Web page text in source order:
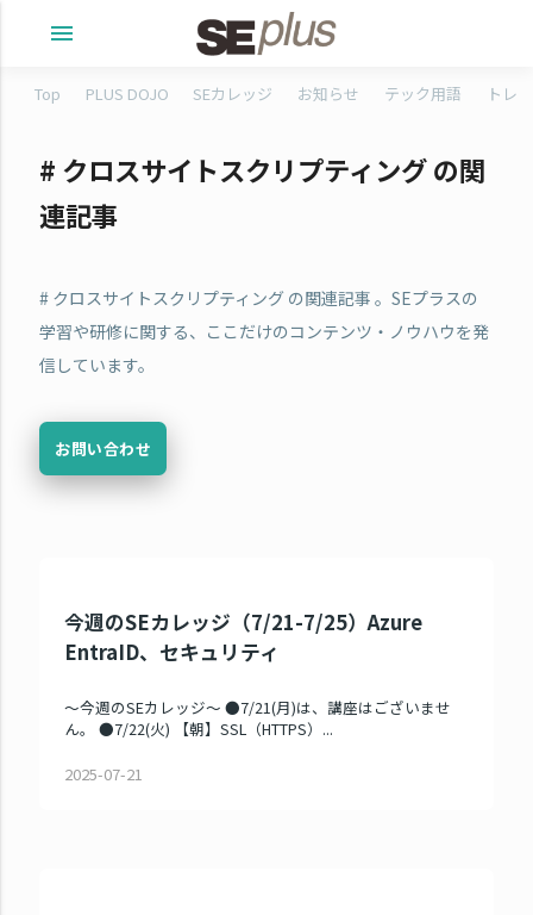
menu
Top PLUS DOJO SEカレッジ お知らせ テック用語 トレ
# クロスサイトスクリプティング の関
連記事
# クロスサイトスクリプティング の関連記事 。SEプラスの
学習や研修に関する、ここだけのコンテンツ・ノウハウを発
信しています。
お問い合わせ
今週のSEカレッジ（7/21-7/25）Azure
EntraID、セキュリティ
～今週のSEカレッジ～ ●7/21(月)は、講座はございませ
ん。 ●7/22(火) 【朝】SSL（HTTPS）...
2025-07-21